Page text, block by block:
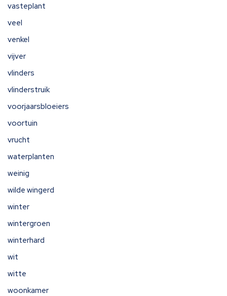
vasteplant
veel
venkel
vijver
vlinders
vlinderstruik
voorjaarsbloeiers
voortuin
vrucht
waterplanten
weinig
wilde wingerd
winter
wintergroen
winterhard
wit
witte
woonkamer